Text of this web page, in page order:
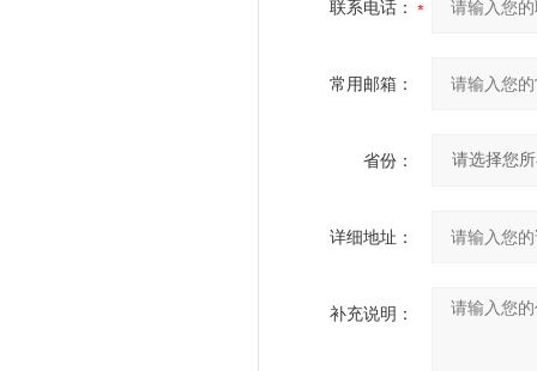
联系电话：
常用邮箱：
省份：
详细地址：
补充说明：